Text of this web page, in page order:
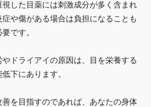
視した目薬には刺激成分が多く含まれ
症や傷がある場合は負担になることも
です。
ドライアイの原因は、目を栄養する
下にあります。
善を目指すのであれば、あなたの身体